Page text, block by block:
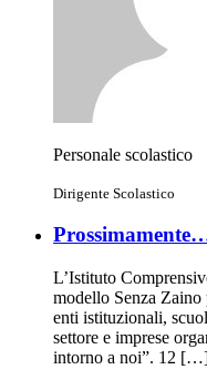
Personale scolastico
Dirigente Scolastico
L’Istituto
modello Senza Zaino
enti istituzionali,
settore e imprese
intorno a noi”. 12